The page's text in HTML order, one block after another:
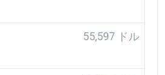
55,597 ドル